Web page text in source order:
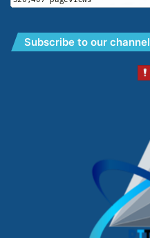
Subscribe to our channel